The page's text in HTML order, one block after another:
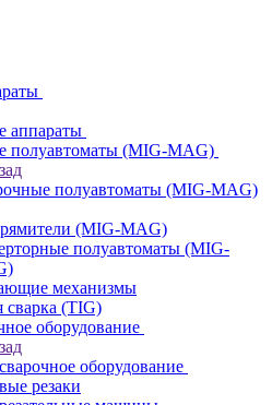
аппараты
полуавтоматы (MIG-MAG)
полуавтоматы (MIG-MAG)
(MIG-MAG)
полуавтоматы (MIG-
механизмы
сварка (TIG)
оборудование
оборудование
резаки